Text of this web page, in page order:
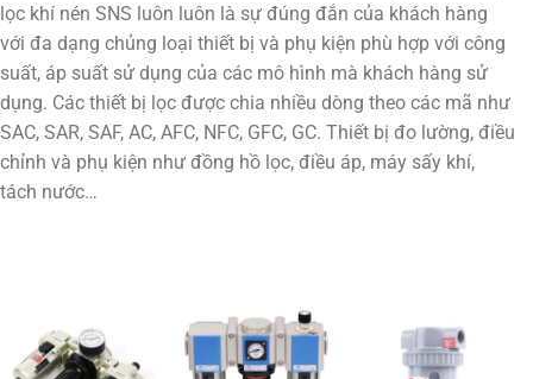
lọc khí nén SNS luôn luôn là sự đúng đắn của khách hàng
với đa dạng chủng loại thiết bị và phụ kiện phù hợp với công
suất, áp suất sử dụng của các mô hình mà khách hàng sử
dụng. Các thiết bị lọc được chia nhiều dòng theo các mã như
SAC, SAR, SAF, AC, AFC, NFC, GFC, GC. Thiết bị đo lường, điều
chỉnh và phụ kiện như đồng hồ lọc, điều áp, máy sấy khí,
tách nước…